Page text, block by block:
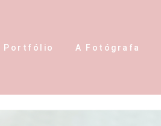
Portfólio A Fotógrafa